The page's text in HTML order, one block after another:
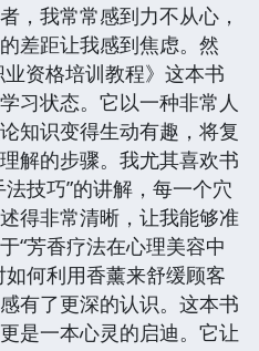
，我常常感到力不从心，
差距让我感到焦虑。然
资格培训教程》这本书
习状态。它以一种非常人
知识变得生动有趣，将复
解的步骤。我尤其喜欢书
技巧”的讲解，每一个穴
得非常清晰，让我能够准
“芳香疗法在心理美容中
何利用香薰来舒缓顾客
有了更深的认识。这本书
是一本心灵的启迪。它让